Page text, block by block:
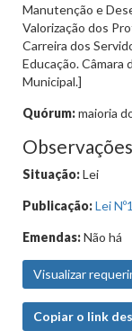
Manutenção e
Valorização dos
Carreira dos
Educação. Câmara
Municipal.]
Quórum:maioria
Observações
Situação:Lei
Publicação:Lei
Emendas:Não há
Visualizar
Copiar o link